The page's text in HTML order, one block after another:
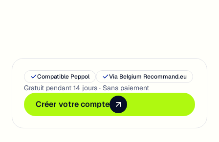
Compatible Peppol Via Belgium Recommand.eu
Gratuit pendant 14 jours · Sans paiement
Créer votre compte
Créer votre compte
Créer votre compte